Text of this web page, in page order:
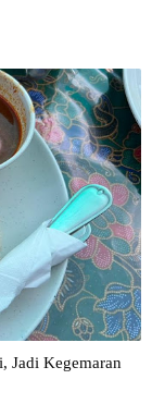
Jadi Kegemaran